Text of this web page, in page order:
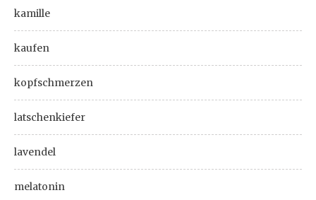
kamille
kaufen
kopfschmerzen
latschenkiefer
lavendel
melatonin